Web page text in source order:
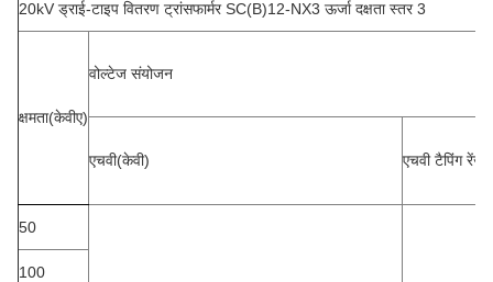
20kV ड्राई-टाइप वितरण ट्रांसफार्मर SC(B)12-NX3 ऊर्जा दक्षता स्तर 3
क्षमता(केवीए)
वोल्टेज संयोजन
एचवी(केवी) एचवी टैपिंग रेंज
50
100